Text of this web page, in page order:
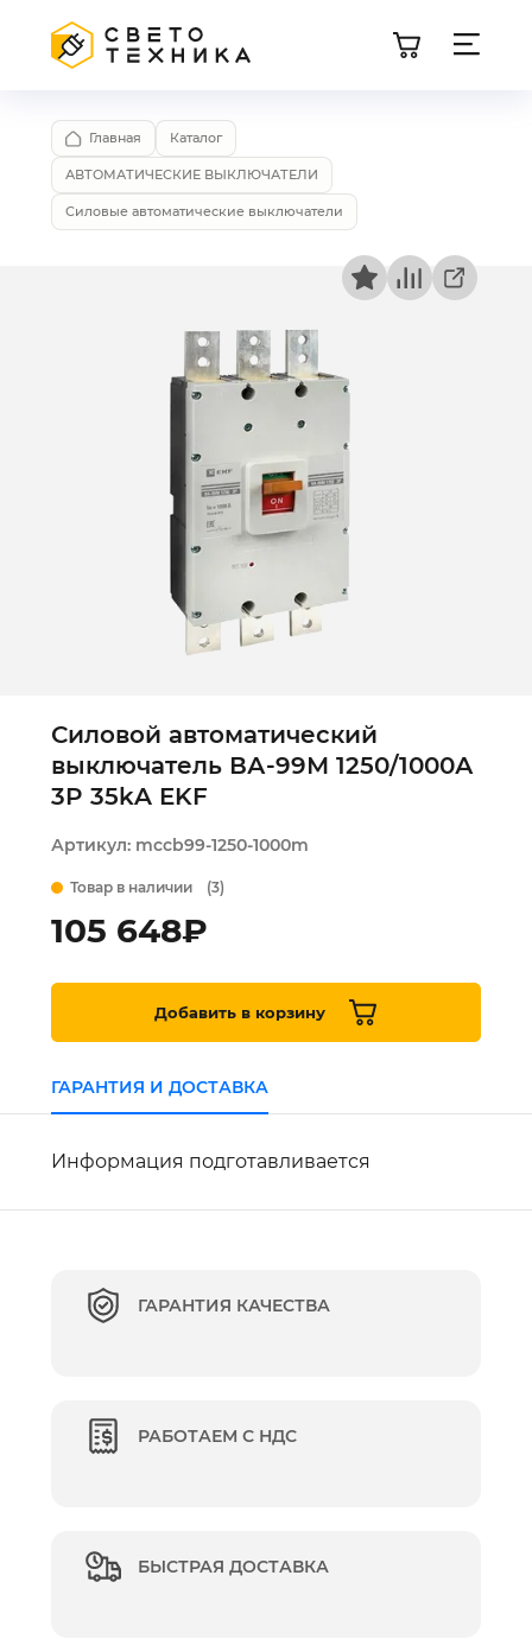
Главная Каталог
АВТОМАТИЧЕСКИЕ ВЫКЛЮЧАТЕЛИ
Силовые автоматические выключатели
Силовой автоматический
выключатель ВА-99М 1250/1000А
3P 35kA EKF
Артикул: mccb99-1250-1000m
Товар в наличии (3)
105 648₽
Добавить в корзину
ГАРАНТИЯ И ДОСТАВКА
Информация подготавливается
ГАРАНТИЯ КАЧЕСТВА
РАБОТАЕМ С НДС
БЫСТРАЯ ДОСТАВКА